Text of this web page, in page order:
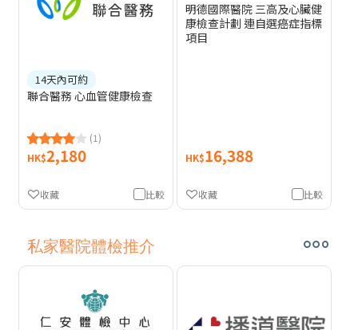
14天內可約
聯合醫務 心血管健康檢查
(1)
HK$2,180
比較
收藏
明德國際醫院 三高及心臟健
康檢查計劃 連自選癌症指標
項目
HK$16,388
比較
收藏
私家醫院體檢推介